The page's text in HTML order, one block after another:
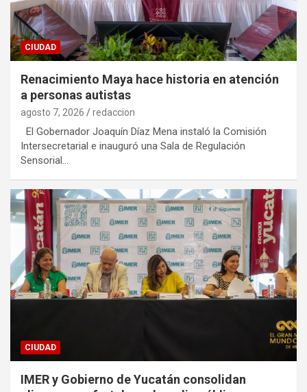
CIUDAD
Renacimiento Maya hace historia en atención
a personas autistas
agosto 7, 2026 redaccion
El Gobernador Joaquín Díaz Mena instaló la Comisión
Intersecretarial e inauguró una Sala de Regulación
Sensorial…
CIUDAD
IMER y Gobierno de Yucatán consolidan